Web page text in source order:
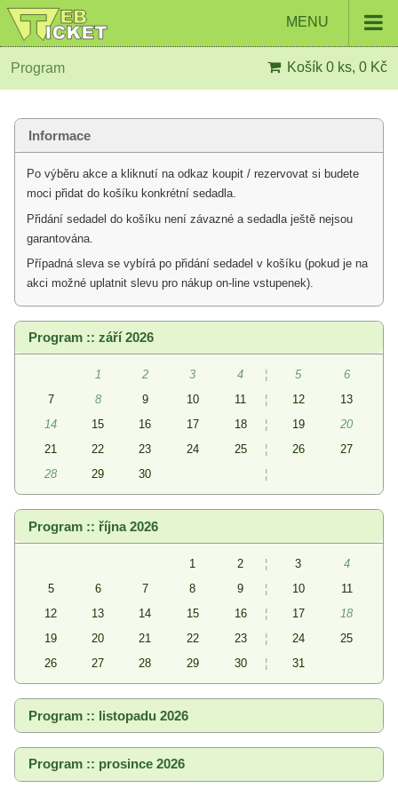
MENU
Program Košík 0 ks, 0 Kč
Informace
Po výběru akce a kliknutí na odkaz koupit / rezervovat si budete
moci přidat do košíku konkrétní sedadla.
Přidání sedadel do košíku není závazné a sedadla ještě nejsou
garantována.
Případná sleva se vybírá po přidání sedadel v košíku (pokud je na
akci možné uplatnit slevu pro nákup on-line vstupenek).
Program :: září 2026
1 2 3 4 ¦ 5
6
7
8 9 10 11 ¦ 12
13
14
15 16 17 18 ¦ 19
20
21
22 23 24 25 ¦ 26
27
28
29 30 ¦
Program :: října 2026
1 2 ¦ 3
4
5
6 7 8 9 ¦ 10
11
12
13 14 15 16 ¦ 17
18
19
20 21 22 23 ¦ 24
25
26
27 28 29 30 ¦ 31
Program :: listopadu 2026
Program :: prosince 2026